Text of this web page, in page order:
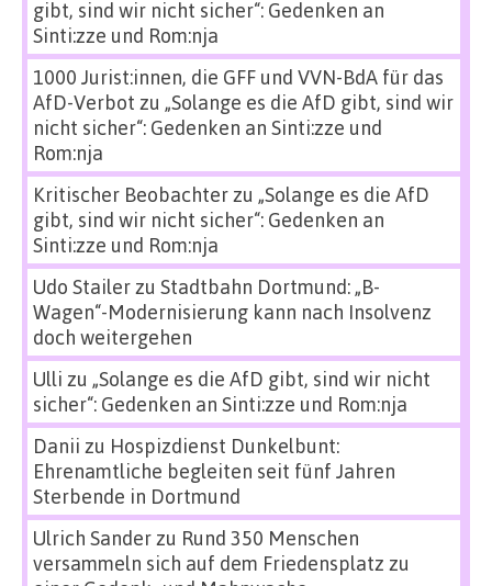
gibt, sind wir nicht sicher“: Gedenken an
Sinti:zze und Rom:nja
1000 Jurist:innen, die GFF und VVN-BdA für das
AfD-Verbot zu „Solange es die AfD gibt, sind wir
nicht sicher“: Gedenken an Sinti:zze und
Rom:nja
Kritischer Beobachterzu „Solange es die AfD
gibt, sind wir nicht sicher“: Gedenken an
Sinti:zze und Rom:nja
Udo Stailerzu Stadtbahn Dortmund: „B-
Wagen“-Modernisierung kann nach Insolvenz
doch weitergehen
Ulli zu „Solange es die AfD gibt, sind wir nicht
sicher“: Gedenken an Sinti:zze und Rom:nja
Danii zu Hospizdienst Dunkelbunt:
Ehrenamtliche begleiten seit fünf Jahren
Sterbende in Dortmund
Ulrich Sanderzu Rund 350 Menschen
versammeln sich auf dem Friedensplatz zu